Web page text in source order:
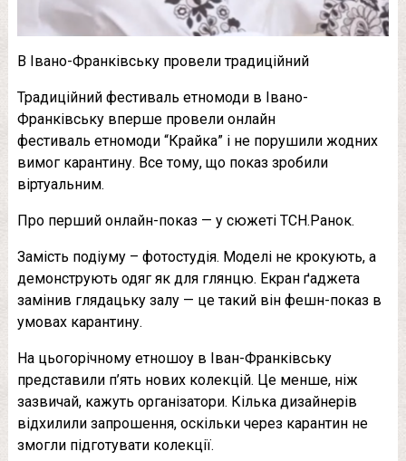
В Івано-Франківську провели традиційний
Традиційний фестиваль етномоди в Івано-
Франківську вперше провели онлайн
фестиваль етномоди “Крайка” і не порушили жодних
вимог карантину. Все тому, що показ зробили
віртуальним.
Про перший онлайн-показ — у сюжеті ТСН.Ранок.
Замість подіуму – фотостудія. Моделі не крокують, а
демонструють одяг як для глянцю. Екран ґаджета
замінив глядацьку залу — це такий він фешн-показ в
умовах карантину.
На цьогорічному етношоу в Іван-Франківську
представили п’ять нових колекцій. Це менше, ніж
зазвичай, кажуть організатори. Кілька дизайнерів
відхилили запрошення, оскільки через карантин не
змогли підготувати колекції.